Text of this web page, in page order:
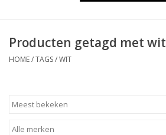
Geurkaarsen
Producten getagd met wit
HOME/TAGS/WIT